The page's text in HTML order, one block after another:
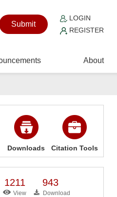
Submit
LOGIN
REGISTER
About
Downloads Citation Tools
1211
View
943
Download